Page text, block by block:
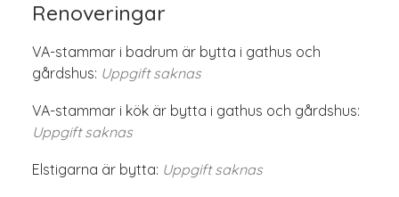
Renoveringar
VA-stammar i badrum är bytta i gathus och
gårdshus: Uppgift saknas
VA-stammar i kök är bytta i gathus och gårdshus:
Uppgift saknas
Elstigarna är bytta: Uppgift saknas